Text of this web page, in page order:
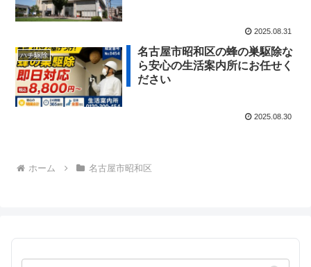
2025.08.31
ハチ駆除
名古屋市昭和区の蜂の巣駆除な
ら安心の生活案内所にお任せく
ださい
2025.08.30
ホーム 名古屋市昭和区